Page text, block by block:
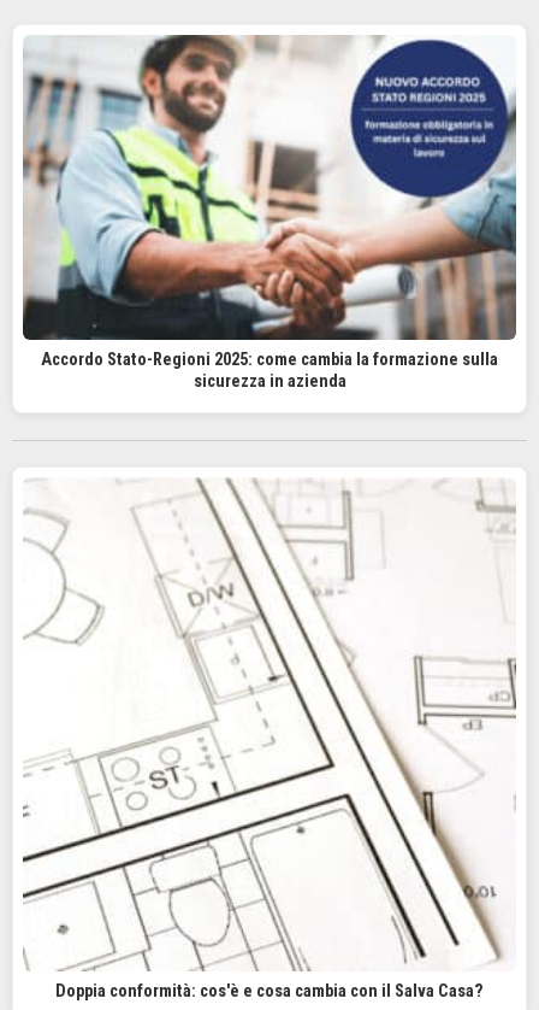
Accordo Stato-Regioni 2025: come cambia la formazione sulla
sicurezza in azienda
Doppia conformità: cos'è e cosa cambia con il Salva Casa?